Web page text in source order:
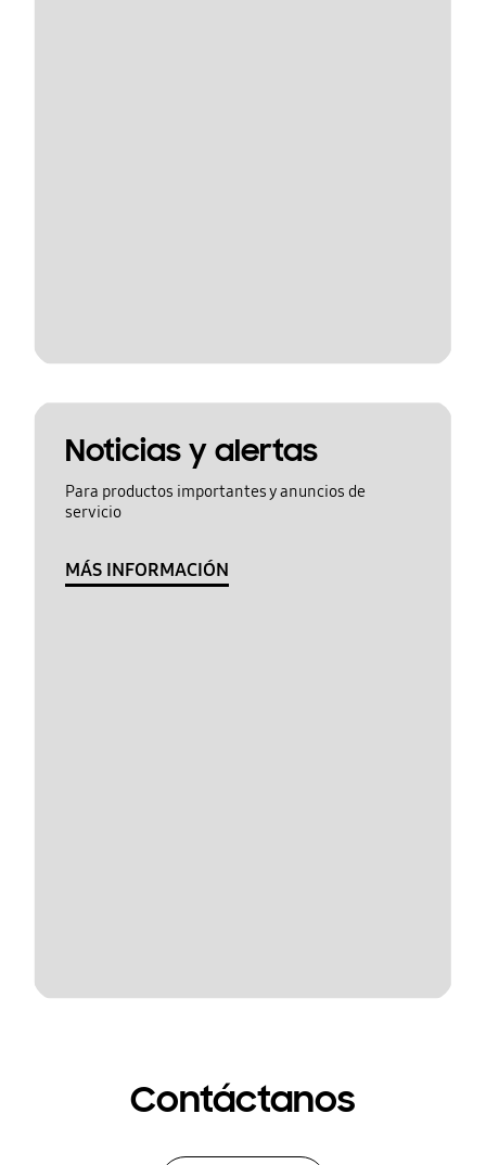
Noticias y alertas
Para productos importantes y anuncios de
servicio
MÁS INFORMACIÓN
Contáctanos